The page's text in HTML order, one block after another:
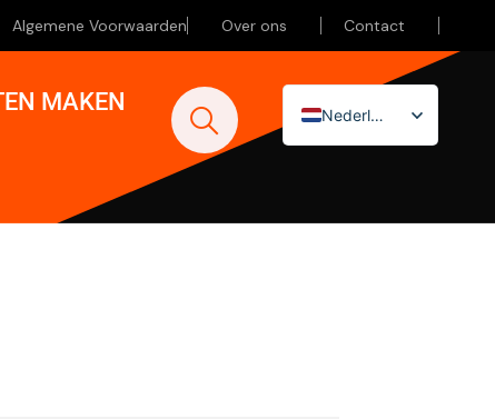
Algemene Voorwaarden Over ons Contact
MAKEN
Nederlands
English (UK)